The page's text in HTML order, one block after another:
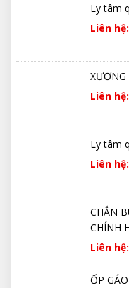
Ly tâm
Liên
Liên
Ly tâm
Liên
CHẮN
CHÍNH
Liên
ỐP